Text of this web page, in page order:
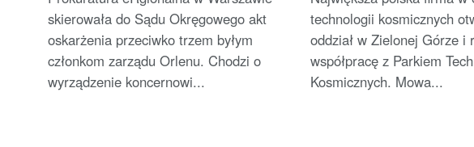
skierowała do Sądu Okręgowego akt
oskarżenia przeciwko trzem byłym
członkom zarządu Orlenu. Chodzi o
wyrządzenie koncernowi...
technologii kosmicznych
oddział w Zielonej Górze i
współpracę z Parkiem
Kosmicznych. Mowa...